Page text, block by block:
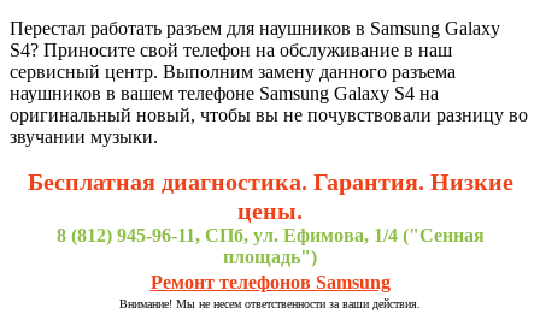
Перестал работать разъем для наушников в Samsung Galaxy
S4? Приносите свой телефон на обслуживание в наш
сервисный центр. Выполним замену данного разъема
наушников в вашем телефоне Samsung Galaxy S4 на
оригинальный новый, чтобы вы не почувствовали разницу во
звучании музыки.
Бесплатная диагностика. Гарантия. Низкие
цены.
8 (812) 945-96-11, СПб, ул. Ефимова, 1/4 ("Сенная
площадь")
Ремонт телефонов Samsung
Внимание! Мы не несем ответственности за ваши действия.